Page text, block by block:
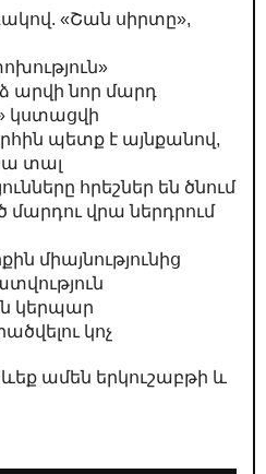
«Շան սիրտը»,
արվի նոր մարդ
կստացվի
պետք է այնքանով,
տալ
հրեշներ են ծնում
մարդու վրա ներդրում
միայնությունից
կերպար
կոչ
ամեն երկուշաբթի և